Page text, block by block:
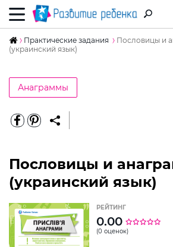
Практические задания
Пословицы и
(украинский язык)
Анаграммы
Пословицы и
(украинский язык)
РЕЙТИНГ
0.00
(0 оценок)